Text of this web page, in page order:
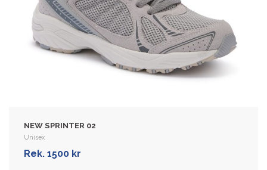
NEW SPRINTER 02
Unisex
Rek. 1500 kr
Unisex
Sport- og fritidssko til dame og menn.
Overdelen er laget i mesh, som lar
føttene puste, er elastisk og forsterket …